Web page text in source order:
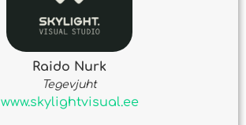
Raido Nurk
Tegevjuht
www.skylightvisual.ee